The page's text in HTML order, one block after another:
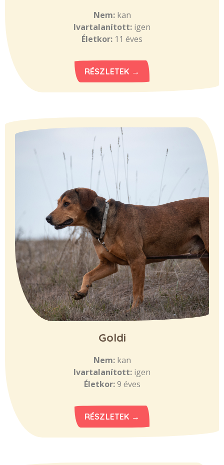
Nem:kan
Ivartalanított: igen
Életkor: 11 éves
RÉSZLETEK →
Goldi
Nem:kan
Ivartalanított: igen
Életkor:9 éves
RÉSZLETEK →